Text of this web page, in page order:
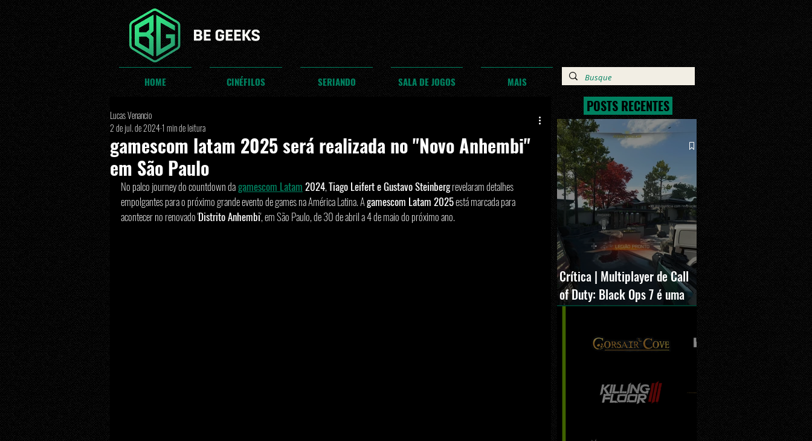
HOME CINÉFILOS SERIANDO SALA DE JOGOS MAIS
gamescom latam 2025 será realizada no "Novo Anhembi"
em São Paulo
Lucas Venancio
2 de jul. de 20241 min de leitura
No palco journey do countdown dagamescom Latam 2024, Tiago Leifert e Gustavo Steinberg revelaram detalhes
empolgantes para o próximo grande evento de games na América Latina. A gamescom Latam 2025 está marcada para
acontecer no renovado 'Distrito Anhembi', em São Paulo, de 30 de abril a 4 de maio do próximo ano.
POSTS RECENTES
Crítica | Multiplayer de Call
of Duty: Black Ops 7 é uma
experiência positiva,